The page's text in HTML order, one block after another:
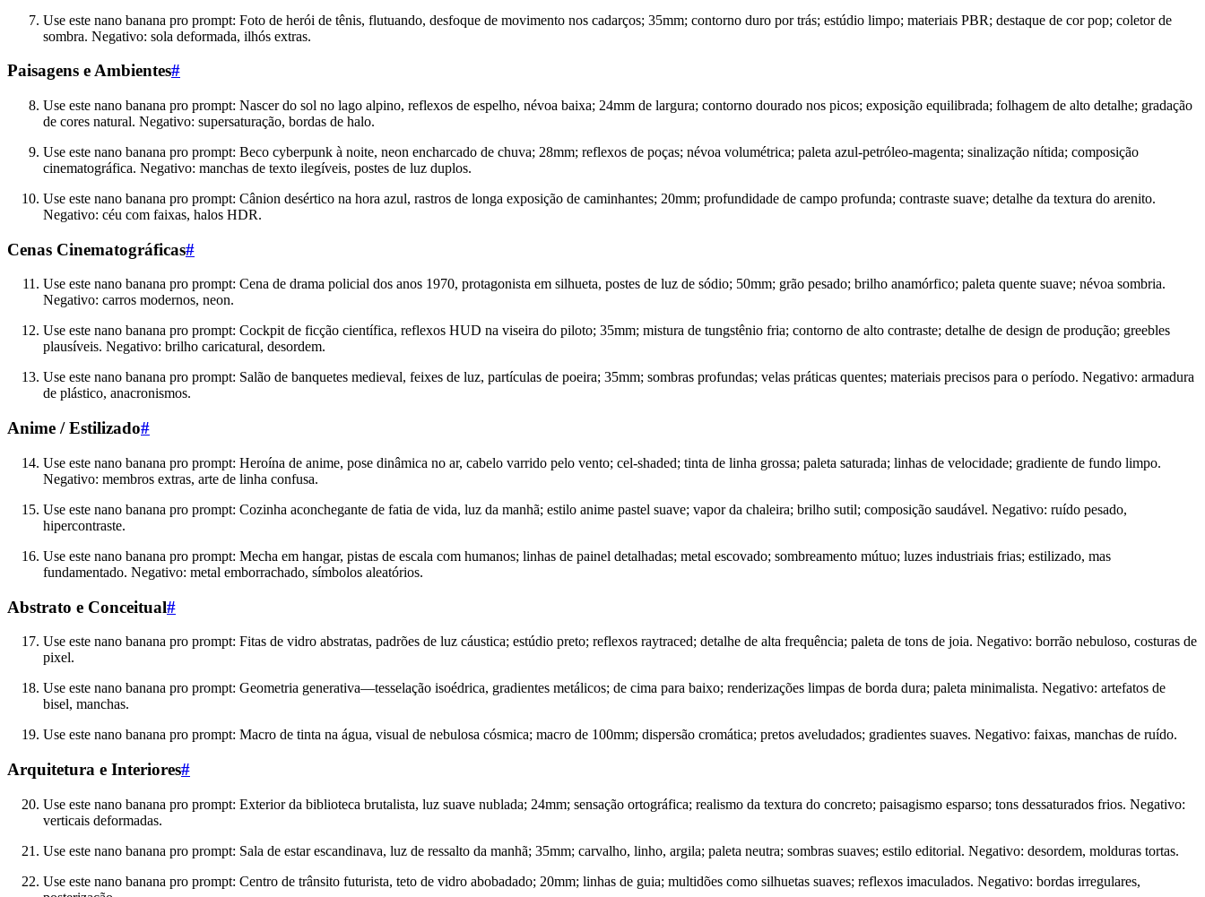
Use este nano banana pro prompt: Foto de herói de tênis, flutuando, desfoque de movimento nos cadarços; 35mm; contorno duro por trás; estúdio limpo; materiais PBR; destaque de cor pop; coletor de
sombra. Negativo: sola deformada, ilhós extras.
Paisagens e Ambientes#
Use este nano banana pro prompt: Nascer do sol no lago alpino, reflexos de espelho, névoa baixa; 24mm de largura; contorno dourado nos picos; exposição equilibrada; folhagem de alto detalhe; gradação
de cores natural. Negativo: supersaturação, bordas de halo.
Use este nano banana pro prompt: Beco cyberpunk à noite, neon encharcado de chuva; 28mm; reflexos de poças; névoa volumétrica; paleta azul-petróleo-magenta; sinalização nítida; composição
cinematográfica. Negativo: manchas de texto ilegíveis, postes de luz duplos.
Use este nano banana pro prompt: Cânion desértico na hora azul, rastros de longa exposição de caminhantes; 20mm; profundidade de campo profunda; contraste suave; detalhe da textura do arenito.
Negativo: céu com faixas, halos HDR.
Cenas Cinematográficas#
Use este nano banana pro prompt: Cena de drama policial dos anos 1970, protagonista em silhueta, postes de luz de sódio; 50mm; grão pesado; brilho anamórfico; paleta quente suave; névoa sombria.
Negativo: carros modernos, neon.
Use este nano banana pro prompt: Cockpit de ficção científica, reflexos HUD na viseira do piloto; 35mm; mistura de tungstênio fria; contorno de alto contraste; detalhe de design de produção; greebles
plausíveis. Negativo: brilho caricatural, desordem.
Use este nano banana pro prompt: Salão de banquetes medieval, feixes de luz, partículas de poeira; 35mm; sombras profundas; velas práticas quentes; materiais precisos para o período. Negativo: armadura
de plástico, anacronismos.
Anime / Estilizado#
Use este nano banana pro prompt: Heroína de anime, pose dinâmica no ar, cabelo varrido pelo vento; cel-shaded; tinta de linha grossa; paleta saturada; linhas de velocidade; gradiente de fundo limpo.
Negativo: membros extras, arte de linha confusa.
Use este nano banana pro prompt: Cozinha aconchegante de fatia de vida, luz da manhã; estilo anime pastel suave; vapor da chaleira; brilho sutil; composição saudável. Negativo: ruído pesado,
hipercontraste.
Use este nano banana pro prompt: Mecha em hangar, pistas de escala com humanos; linhas de painel detalhadas; metal escovado; sombreamento mútuo; luzes industriais frias; estilizado, mas
fundamentado. Negativo: metal emborrachado, símbolos aleatórios.
Abstrato e Conceitual#
Use este nano banana pro prompt: Fitas de vidro abstratas, padrões de luz cáustica; estúdio preto; reflexos raytraced; detalhe de alta frequência; paleta de tons de joia. Negativo: borrão nebuloso, costuras de
pixel.
Use este nano banana pro prompt: Geometria generativa—tesselação isoédrica, gradientes metálicos; de cima para baixo; renderizações limpas de borda dura; paleta minimalista. Negativo: artefatos de
bisel, manchas.
Use este nano banana pro prompt: Macro de tinta na água, visual de nebulosa cósmica; macro de 100mm; dispersão cromática; pretos aveludados; gradientes suaves. Negativo: faixas, manchas de ruído.
Arquitetura e Interiores#
Use este nano banana pro prompt: Exterior da biblioteca brutalista, luz suave nublada; 24mm; sensação ortográfica; realismo da textura do concreto; paisagismo esparso; tons dessaturados frios. Negativo:
verticais deformadas.
Use este nano banana pro prompt: Sala de estar escandinava, luz de ressalto da manhã; 35mm; carvalho, linho, argila; paleta neutra; sombras suaves; estilo editorial. Negativo: desordem, molduras tortas.
Use este nano banana pro prompt: Centro de trânsito futurista, teto de vidro abobadado; 20mm; linhas de guia; multidões como silhuetas suaves; reflexos imaculados. Negativo: bordas irregulares,